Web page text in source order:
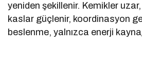
yeniden şekillenir. Kemikler
kaslar güçlenir, koordinasyon
beslenme, yalnızca enerji